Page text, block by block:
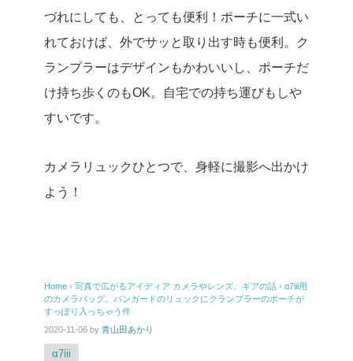
づれにしても、とっても便利！ポーチに一式い
れておけば、外でサッと取り出す時も便利。ク
ランプラーはデザインもかわいいし、ポーチだ
け持ち歩くのもOK。自宅での持ち運びもしや
すいです。
カメラリュックひとつで、身軽に撮影へ出かけ
よう！
Home › 写真で広がるアイディア カメラやレンズ、ギアの話 › α7iii用
のカメラバッグ。バンガードのリュックにクランプラーのポーチが
すっぽり入っちゃう件
2020-11-06 by 青山田あかり
α7iii